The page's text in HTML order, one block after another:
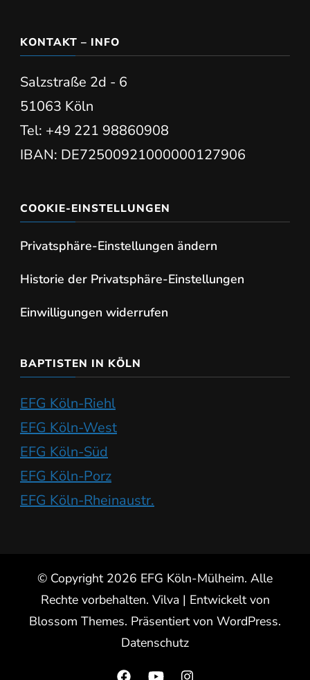
KONTAKT – INFO
Salzstraße 2d - 6
51063 Köln
Tel: +49 221 98860908
IBAN: DE72500921000000127906
COOKIE-EINSTELLUNGEN
Privatsphäre-Einstellungen ändern
Historie der Privatsphäre-Einstellungen
Einwilligungen widerrufen
BAPTISTEN IN KÖLN
EFG Köln-Riehl
EFG Köln-West
EFG Köln-Süd
EFG Köln-Porz
EFG Köln-Rheinaustr.
© Copyright 2026 EFG Köln-Mülheim. Alle
Rechte vorbehalten. Vilva | Entwickelt von
Blossom Themes. Präsentiert von WordPress.
Datenschutz